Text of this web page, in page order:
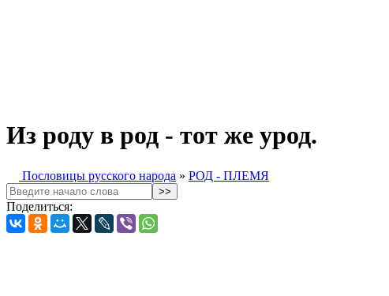
Из роду в род - тот же урод.
Пословицы русского народа » РОД - ПЛЕМЯ
Поделиться: